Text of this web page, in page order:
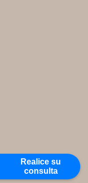
Realice su
consulta